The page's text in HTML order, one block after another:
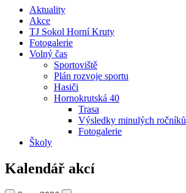
Aktuality
Akce
TJ Sokol Horní Kruty
Fotogalerie
Volný čas
Sportoviště
Plán rozvoje sportu
Hasiči
Hornokrutská 40
Trasa
Výsledky minulých ročníků
Fotogalerie
Školy
Kalendář akcí